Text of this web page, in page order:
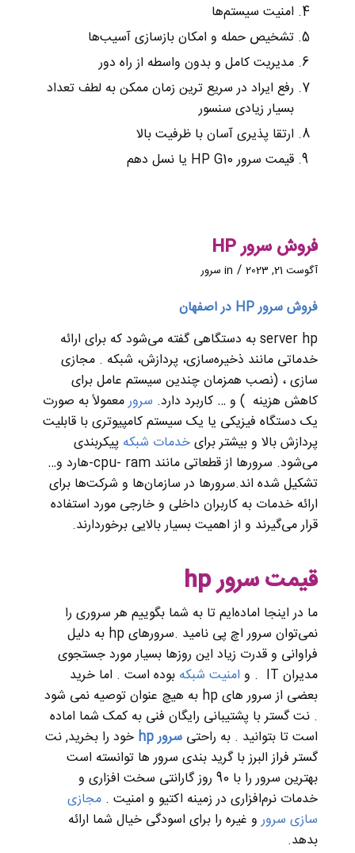
امنیت سیستم‌‌ها
تشخیص حمله و امکان بازسازی آسیب‌‌ها
مدیریت کامل و بدون واسطه از راه دور
رفع ایراد در سریع ترین زمان ممکن به لطف تعداد
بسیار زیادی سنسور
ارتقا پذیری آسان با ظرفیت بالا
قیمت سرور HP G10 یا نسل دهم
فروش سرور HP
آگوست 21, 2023 /
in سرور
فروش سرور HP در اصفهان
server hp به دستگاهی گفته می‌شود که برای ارائه
خدماتی مانند ذخیره‌سازی، پردازش، شبکه . مجازی
سازی ، (نصب همزمان چندین سیستم عامل برای
کاهش هزینه ) و … کاربرد دارد. سرورمعمولاً به صورت
یک دستگاه فیزیکی یا یک سیستم کامپیوتری با قابلیت
پردازش بالا و بیشتر برایخدمات شبکه‌ پیکربندی
می‌شود. سرورها از قطعاتی مانند cpu- ram-هارد و…
تشکیل شده اند.سرورها در سازمان‌ها و شرکت‌ها برای
ارائه خدمات به کاربران داخلی و خارجی مورد استفاده
قرار می‌گیرند و از اهمیت بسیار بالایی برخوردارند.
قیمت سرور hp
ما در اینجا اماده‌ایم تا به شما بگوییم هر سروری را
نمی‌توان سرور اچ پی نامید .سرور‌های hp به دلیل
فراوانی و قدرت زیاد این روزها بسیار مورد جستجوی
مدیران IT . و
امنیت شبکه بوده است . اما خرید
بعضی از سرور های hp به هیچ عنوان توصیه نمی شود
. نت گستر با پشتیبانی رایگان فنی به کمک شما اماده
است تا بتوانید . به راحتیسرور hp
خود را بخرید, نت
گستر فراز البرز با گرید بندی سرور ها توانسته است
بهترین سرور را با 90 روز گارانتی سخت افزاری و
خدمات نرم‌افزاری در زمینه اکتیو و امنیت .مجازی
سازی سرورو غیره را برای اسودگی خیال شما ارائه
بدهد.